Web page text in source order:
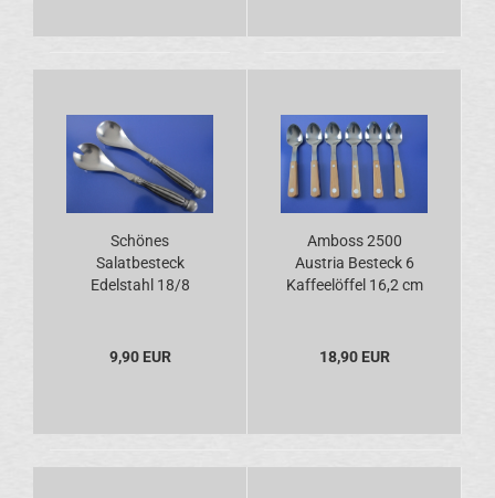
Schönes
Salatbesteck
Edelstahl 18/8
9,90 EUR
Amboss 2500
Austria Besteck 6
Kaffeelöffel 16,2 cm
18,90 EUR